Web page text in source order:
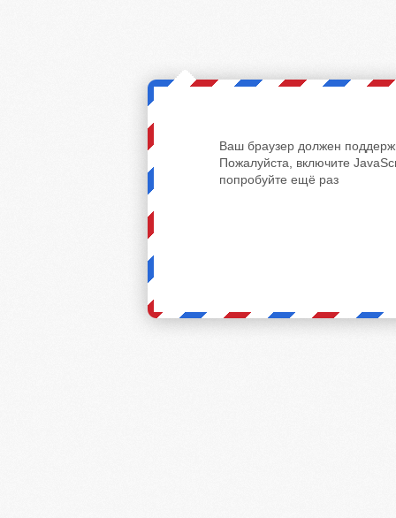
Ваш браузер должен
Пожалуйста, включите
попробуйте ещё раз